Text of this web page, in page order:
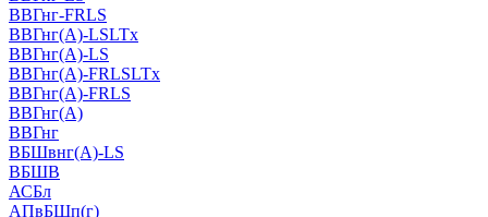
ВВГнг-FRLS
ВВГнг(А)-LSLTx
ВВГнг(А)-LS
ВВГнг(А)-FRLSLTx
ВВГнг(А)-FRLS
ВВГнг(А)
ВВГнг
ВБШвнг(А)-LS
ВБШВ
АСБл
АПвБШп(г)